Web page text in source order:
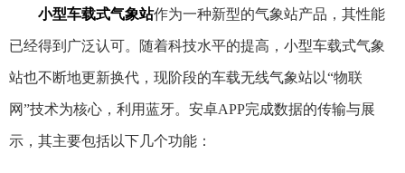
小型车载式气象站作为一种新型的气象站产品，其性能
已经得到广泛认可。随着科技水平的提高，小型车载式气象
站也不断地更新换代，现阶段的车载无线气象站以“物联
网”技术为核心，利用蓝牙。安卓APP完成数据的传输与展
示，其主要包括以下几个功能：